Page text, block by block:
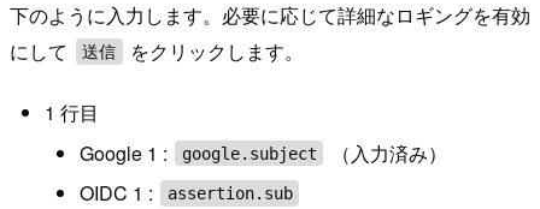
下のように入力します。必要に応じて詳細なロギングを有効
にして
送信 をクリックします。
1 行目
Google 1 :
google.subject
（入力済み）
OIDC 1 :
assertion.sub